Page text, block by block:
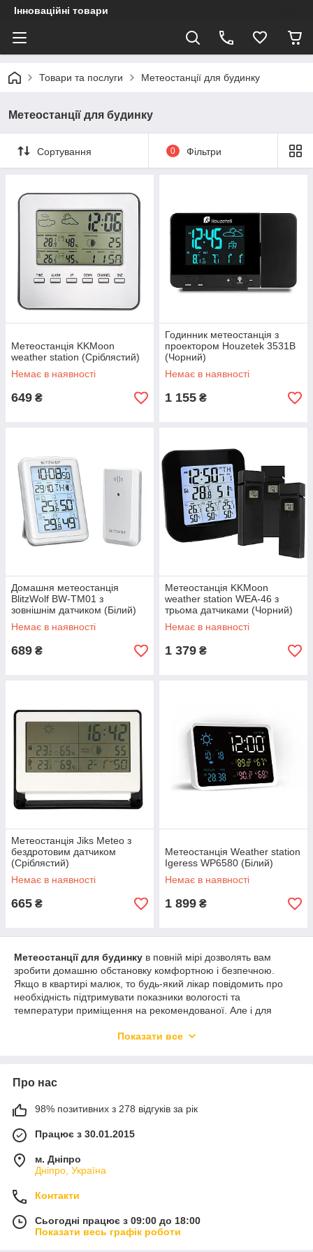
Інноваційні товари
Товари та послуги Метеостанції для будинку
Метеостанції для будинку
Сортування 0 Фільтри
Метеостанція KKMoon
weather station (Сріблястий)
Немає в наявності
649 ₴
Годинник метеостанція з
проектором Houzetek 3531B
(Чорний)
Немає в наявності
1 155 ₴
Домашня метеостанція
BlitzWolf BW-TM01 з
зовнішнім датчиком (Білий)
Немає в наявності
689 ₴
Метеостанція KKMoon
weather station WEA-46 з
трьома датчиками (Чорний)
Немає в наявності
1 379 ₴
Метеостанція Jiks Meteo з
бездротовим датчиком
(Сріблястий)
Немає в наявності
665 ₴
Метеостанція Weather station
Igeress WP6580 (Білий)
Немає в наявності
1 899 ₴
Метеостанції для будинку в повній мірі дозволять вам
зробити домашню обстановку комфортною і безпечною.
Якщо в квартирі малюк, то будь-який лікар повідомить про
необхідність підтримувати показники вологості та
температури приміщення на рекомендованої. Але і для
Кімнатні метеостанції звичайно не займають багато місця і
Погодні станції
виносними датчиками або тільки можливістю вимірювати
вологість і температуру внутрішніх приміщень. Магазин
Innovative займається доставкою товарів по всій Україні, де є
відділення Нової Пошти. Домашня метеостанція приїде до
вас всього за 1-2 дні, варто тільки оформити у нас
замовлення.
Показати все
Про нас
98% позитивних з 278 відгуків за рік
Працює з 30.01.2015
м. Дніпро
Дніпро, Україна
Контакти
Сьогодні працює з 09:00 до 18:00
Показати весь графік роботи